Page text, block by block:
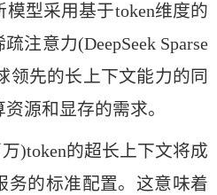
型采用基于token维度的
注意力(DeepSeek Sparse
领先的长上下文能力的同
源和显存的需求。
的超长上下文将成
务的标准配置。这意味着